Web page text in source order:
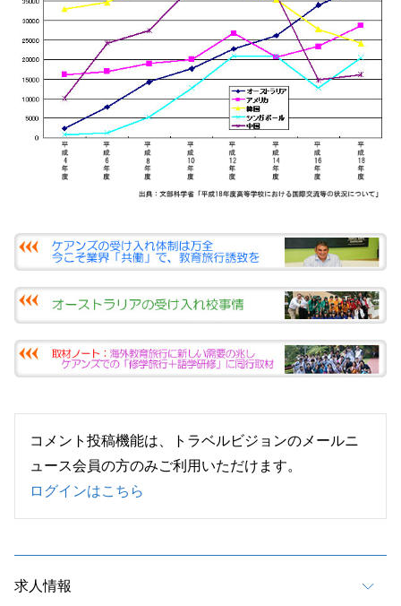
コメント投稿機能は、トラベルビジョンのメールニ
ュース会員の方のみご利用いただけます。
ログインはこちら
求人情報